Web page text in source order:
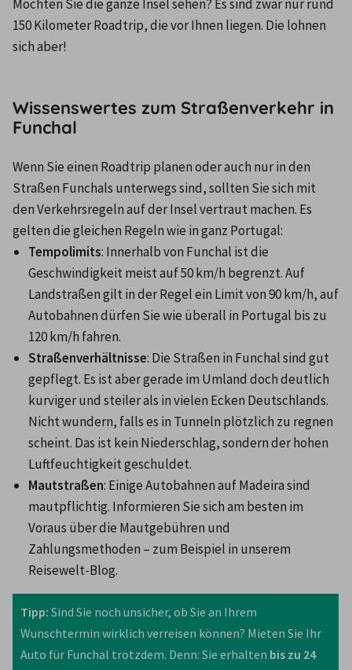
Möchten Sie die ganze Insel sehen? Es sind zwar nur rund
150 Kilometer Roadtrip, die vor Ihnen liegen. Die lohnen
sich aber!
Wissenswertes zum Straßenverkehr in
Funchal
Wenn Sie einen Roadtrip planen oder auch nur in den
Straßen Funchals unterwegs sind, sollten Sie sich mit
den Verkehrsregeln auf der Insel vertraut machen. Es
gelten die gleichen Regeln wie in ganz Portugal:
Tempolimits: Innerhalb von Funchal ist die
Geschwindigkeit meist auf 50 km/h begrenzt. Auf
Landstraßen gilt in der Regel ein Limit von 90 km/h, auf
Autobahnen dürfen Sie wie überall in Portugal bis zu
120 km/h fahren.
Straßenverhältnisse: Die Straßen in Funchal sind gut
gepflegt. Es ist aber gerade im Umland doch deutlich
kurviger und steiler als in vielen Ecken Deutschlands.
Nicht wundern, falls es in Tunneln plötzlich zu regnen
scheint. Das ist kein Niederschlag, sondern der hohen
Luftfeuchtigkeit geschuldet.
Mautstraßen: Einige Autobahnen auf Madeira sind
mautpflichtig. Informieren Sie sich am besten im
Voraus über die Mautgebühren und
Zahlungsmethoden – zum Beispiel in unserem
Reisewelt-Blog.
Tipp: Sind Sie noch unsicher, ob Sie an Ihrem
Wunschtermin wirklich verreisen können? Mieten Sie Ihr
Auto für Funchal trotzdem. Denn: Sie erhalten bis zu 24